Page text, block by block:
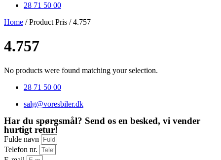
28 71 50 00
Home / Product Pris / 4.757
4.757
No products were found matching your selection.
28 71 50 00
salg@voresbiler.dk
Har du spørgsmål? Send os en besked, vi vender
hurtigt retur!
Fulde navn
Telefon nr.